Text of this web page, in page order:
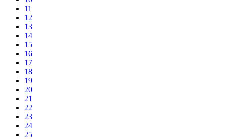
11
12
13
14
15
16
17
18
19
20
21
22
23
24
25